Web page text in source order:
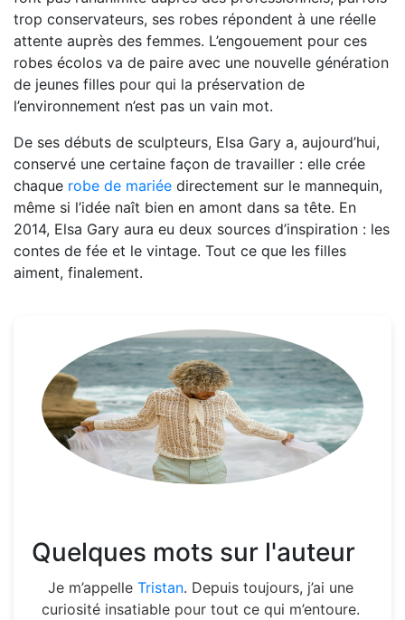
trop conservateurs, ses robes répondent à une réelle
attente auprès des femmes. L’engouement pour ces
robes écolos va de paire avec une nouvelle génération
de jeunes filles pour qui la préservation de
l’environnement n’est pas un vain mot.
De ses débuts de sculpteurs, Elsa Gary a, aujourd’hui,
conservé une certaine façon de travailler : elle crée
chaque robe de mariée directement sur le mannequin,
même si l’idée naît bien en amont dans sa tête. En
2014, Elsa Gary aura eu deux sources d’inspiration : les
contes de fée et le vintage. Tout ce que les filles
aiment, finalement.
Quelques mots sur l'auteur
Je m’appelle Tristan. Depuis toujours, j’ai une
curiosité insatiable pour tout ce qui m’entoure.